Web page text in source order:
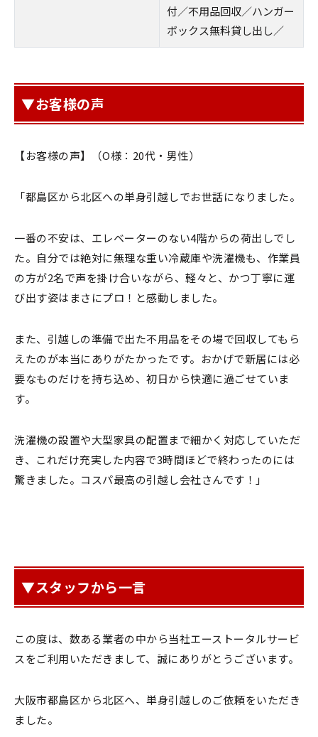
付／不用品回収／ハンガー
ボックス無料貸し出し／
▼お客様の声
【お客様の声】（O様：20代・男性）
「都島区から北区への単身引越しでお世話になりました。
一番の不安は、エレベーターのない4階からの荷出しでし
た。自分では絶対に無理な重い冷蔵庫や洗濯機も、作業員
の方が2名で声を掛け合いながら、軽々と、かつ丁寧に運
び出す姿はまさにプロ！と感動しました。
また、引越しの準備で出た不用品をその場で回収してもら
えたのが本当にありがたかったです。おかげで新居には必
要なものだけを持ち込め、初日から快適に過ごせていま
す。
洗濯機の設置や大型家具の配置まで細かく対応していただ
き、これだけ充実した内容で3時間ほどで終わったのには
驚きました。コスパ最高の引越し会社さんです！」
▼スタッフから一言
この度は、数ある業者の中から当社エーストータルサービ
スをご利用いただきまして、誠にありがとうございます。
大阪市都島区から北区へ、単身引越しのご依頼をいただき
ました。